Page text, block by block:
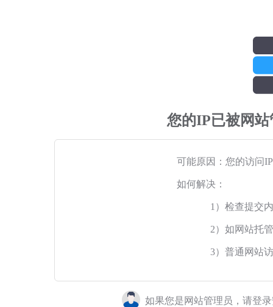
您的IP已被网
可能原因：您的访问
如何解决：
1）检查提交
2）如网站托
3）普通网站
如果您是网站管理员，请登